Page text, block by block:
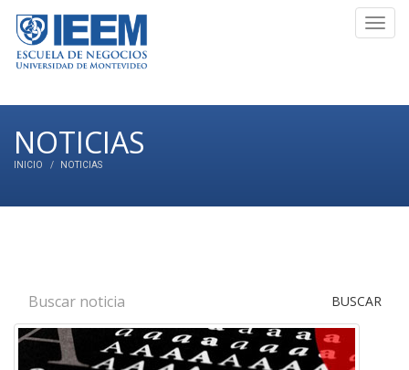
NOTICIAS
INICIO NOTICIAS
BUSCAR